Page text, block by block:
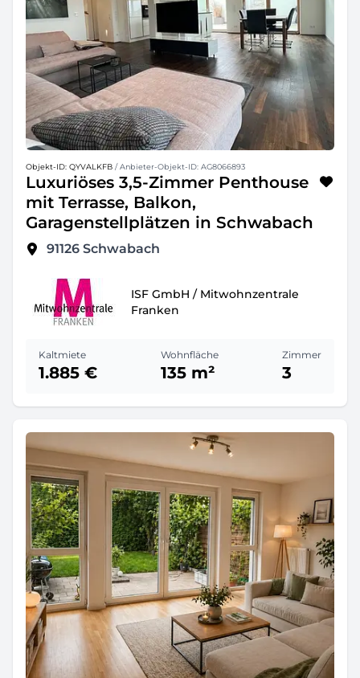
Objekt-ID: QYVALKFB / Anbieter-Objekt-ID: AG8066893
Luxuriöses 3,5-Zimmer Penthouse
mit Terrasse, Balkon,
Garagenstellplätzen in Schwabach
91126 Schwabach
ISF GmbH / Mitwohnzentrale
Franken
Kaltmiete
1.885 €
Wohnfläche
135 m²
Zimmer
3